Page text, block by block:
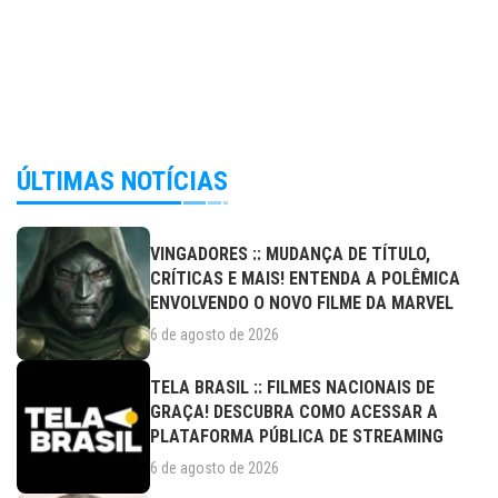
ÚLTIMAS NOTÍCIAS
VINGADORES :: MUDANÇA DE TÍTULO,
CRÍTICAS E MAIS! ENTENDA A POLÊMICA
ENVOLVENDO O NOVO FILME DA MARVEL
6 de agosto de 2026
TELA BRASIL :: FILMES NACIONAIS DE
GRAÇA! DESCUBRA COMO ACESSAR A
PLATAFORMA PÚBLICA DE STREAMING
6 de agosto de 2026